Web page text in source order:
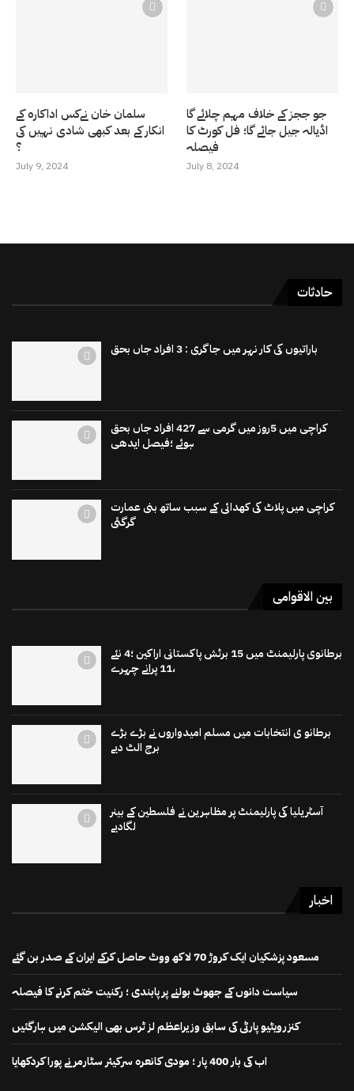
سلمان خان نےکس اداکارہ کے
انکار کے بعد کبھی شادی نہیں کی
؟
July 9, 2024
جو ججز کے خلاف مہم چلائے گا
اڈیالہ جیل جائے گا؛ فل کورٹ کا
فیصلہ
July 8, 2024
حادثات
باراتیوں کی کار نہر میں جاگری : 3 افراد جاں بحق
کراچی میں 5روز میں گرمی سے 427 افراد جاں بحق
ہوئے ؛فیصل ایدھی
کراچی میں پلاٹ کی کھدائی کے سبب ساتھ بنی عمارت
گرگئی
بین الاقوامی
برطانوی پارلیمنٹ میں 15 برٹش پاکستانی اراکین ؛4 نئے
،11 پرانے چہرے
برطانو ی انتخابات میں مسلم امیدواروں نے بڑے بڑے
برج الٹ دیے
آسٹریلیا کی پارلیمنٹ پر مظاہرین نے فلسطین کے بینر
لگادیے
اخبار
مسعود پزشکیان ایک کروڑ 70 لاکھ ووٹ حاصل کرکے ایران کے صدر بن گئے
سیاست دانوں کے جھوٹ بولنے پر پابندی ؛ رکنیت ختم کرنے کا فیصلہ
کنزرویٹیو پارٹی کی سابق وزیراعظم لز ٹرس بھی الیکشن میں ہارگئیں
اب کی بار 400 پار ؛ مودی کانعرہ سرکیئر سٹارمر نے پورا کردکھایا